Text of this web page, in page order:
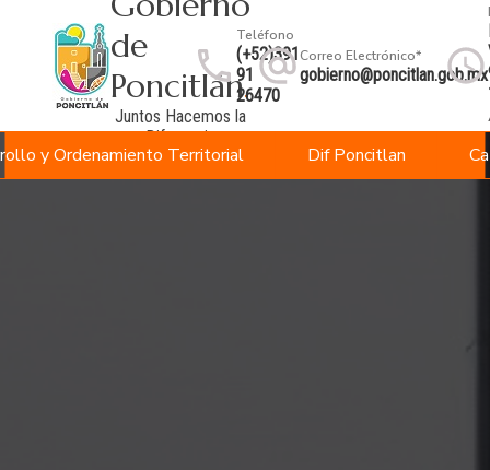
de
Poncitlán.
Juntos Hacemos la
Diferencia
Teléfono
(+52)391
91
26470
Correo Electrónico*
gobierno@poncitlan.gob.mx
y Ordenamiento Territorial
Dif Poncitlan